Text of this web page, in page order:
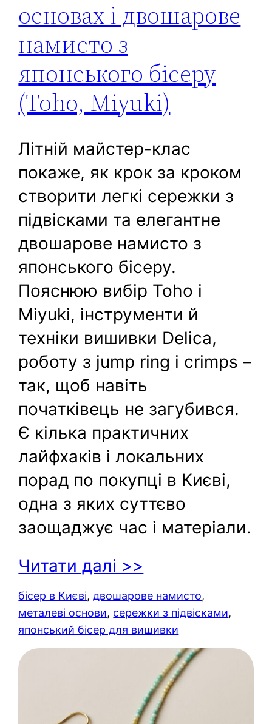
основах і двошарове
намисто з
японського бісеру
(Toho, Miyuki)
Літній майстер-клас
покаже, як крок за кроком
створити легкі сережки з
підвісками та елегантне
двошарове намисто з
японського бісеру.
Пояснюю вибір Toho і
Miyuki, інструменти й
техніки вишивки Delica,
роботу з jump ring і crimps –
так, щоб навіть
початківець не загубився.
Є кілька практичних
лайфхаків і локальних
порад по покупці в Києві,
одна з яких суттєво
заощаджує час і матеріали.
Читати далі >>
бісер в Києві, двошарове намисто
металеві основи, сережки з підвісками
японський бісер для вишивки